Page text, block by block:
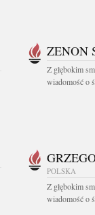
ZENON
Z głębokim
wiadomość o
POLSKA
Z głębokim
wiadomość o